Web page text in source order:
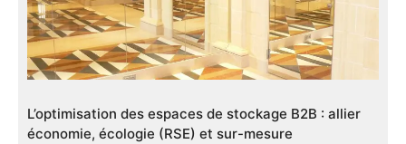
L’optimisation des espaces de stockage B2B : allier
économie, écologie (RSE) et sur-mesure